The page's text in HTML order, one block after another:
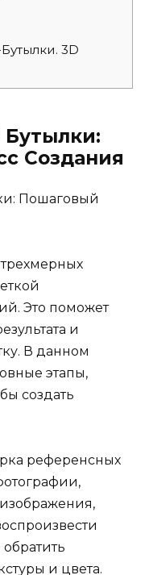
3D
Создания
Это поможет
и
В данном
этапы,
создать
референсных
и цвета.